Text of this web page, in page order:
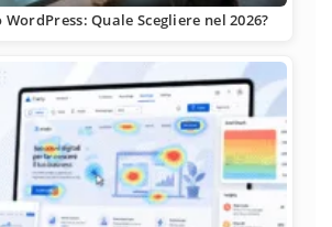
Quale Scegliere nel 2026?